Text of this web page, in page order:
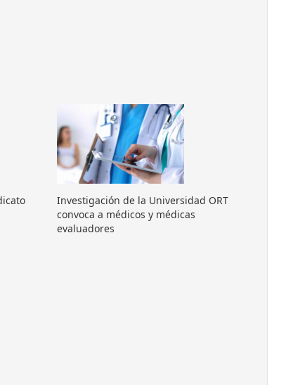
Investigación de la Universidad ORT
convoca a médicos y médicas
evaluadores